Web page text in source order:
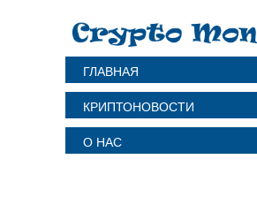
ГЛАВНАЯ
КРИПТОНОВОСТИ
О НАС